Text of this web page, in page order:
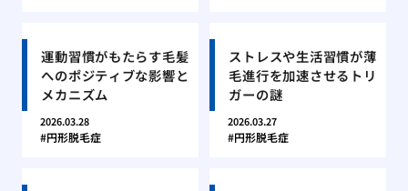
運動習慣がもたらす毛髪
へのポジティブな影響と
メカニズム
2026.03.28
円形脱毛症
ストレスや生活習慣が薄
毛進行を加速させるトリ
ガーの謎
2026.03.27
円形脱毛症